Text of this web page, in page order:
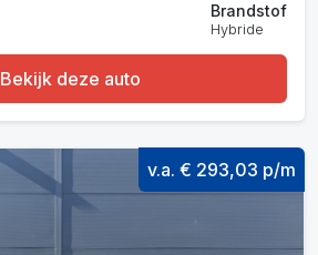
Brandstof
Hybride
Bekijk deze auto
v.a. € 293,03 p/m